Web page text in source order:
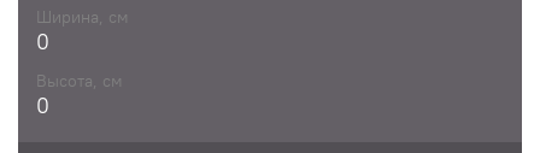
Ширина, см
0
Высота, см
0